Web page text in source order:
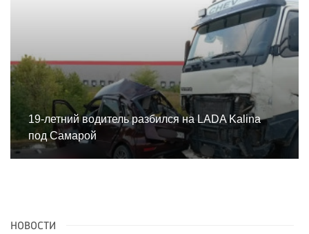
19-летний водитель разбился на LADA Kalina
под Самарой
НОВОСТИ